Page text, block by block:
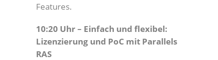
Features.
10:20 Uhr – Einfach und flexibel:
Lizenzierung und PoC mit Parallels
RAS